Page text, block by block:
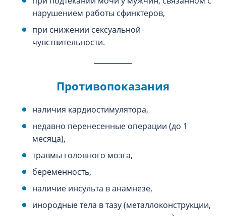
нарушением работы сфинктеров,
при снижении сексуальной
чувствительности.
Противопоказания
наличия кардиостимулятора,
недавно перенесенные операции (до 1
месяца),
травмы головного мозга,
беременность,
наличие инсульта в анамнезе,
инородные тела в тазу (металлоконструкции,